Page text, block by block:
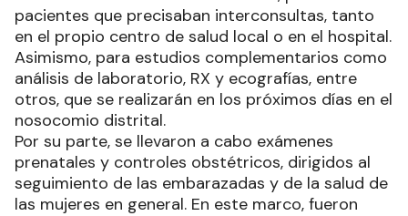
pacientes que precisaban interconsultas, tanto
en el propio centro de salud local o en el hospital.
Asimismo, para estudios complementarios como
análisis de laboratorio, RX y ecografías, entre
otros, que se realizarán en los próximos días en el
nosocomio distrital.
Por su parte, se llevaron a cabo exámenes
prenatales y controles obstétricos, dirigidos al
seguimiento de las embarazadas y de la salud de
las mujeres en general. En este marco, fueron